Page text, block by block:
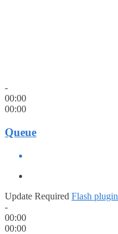
-
00:00
00:00
Queue
Update Required Flash plugin
-
00:00
00:00